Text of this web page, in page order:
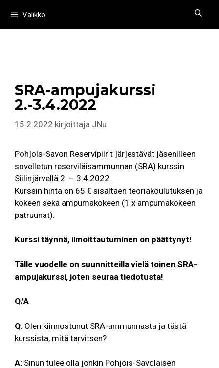
sisältöönValikko
SRA-ampujakurssi
2.-3.4.2022
15.2.2022 kirjoittaja JNu
Pohjois-Savon Reservipiirit järjestävät jäsenilleen
sovelletun reserviläisammunnan (SRA) kurssin
Siilinjärvellä 2. – 3.4.2022.
Kurssin hinta on 65 € sisältäen teoriakoulutuksen ja
kokeen sekä ampumakokeen (1 x ampumakokeen
patruunat).
Kurssi täynnä, ilmoittautuminen on päättynyt!
Tälle vuodelle on suunnitteilla vielä toinen SRA-
ampujakurssi, joten seuraa tiedotusta!
Q/A
Q: Olen kiinnostunut SRA-ammunnasta ja tästä
kurssista, mitä tarvitsen?
A: Sinun tulee olla jonkin Pohjois-Savolaisen